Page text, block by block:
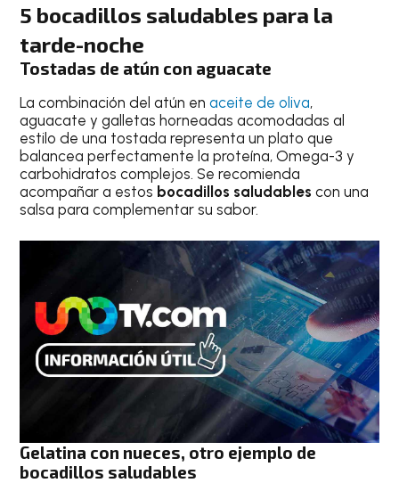
5 bocadillos saludables para la
tarde-noche
Tostadas de atún con aguacate
La combinación del atún en aceite de oliva,
aguacate y galletas horneadas acomodadas al
estilo de una tostada representa un plato que
balancea perfectamente la proteína, Omega-3 y
carbohidratos complejos. Se recomienda
acompañar a estos bocadillos saludables con una
salsa para complementar su sabor.
Gelatina con nueces, otro ejemplo de
bocadillos saludables